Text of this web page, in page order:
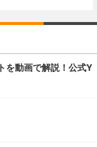
を動画で解説！公式Y